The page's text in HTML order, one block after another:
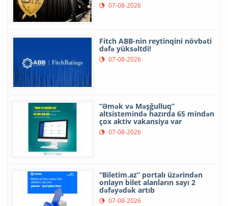
07-08-2026
Fitch ABB-nin reytinqini növbəti
dəfə yüksəltdi!
07-08-2026
“Əmək və Məşğulluq”
altsistemində hazırda 65 mindən
çox aktiv vakansiya var
07-08-2026
“Biletim.az” portalı üzərindən
onlayn bilet alanların sayı 2
dəfəyədək artıb
07-08-2026